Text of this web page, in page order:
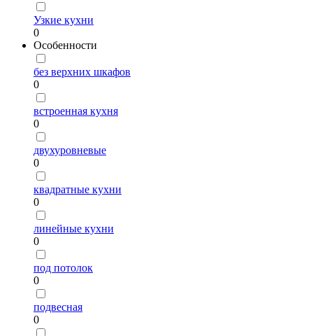
Узкие кухни
0
Особенности
без верхних шкафов
0
встроенная кухня
0
двухуровневые
0
квадратные кухни
0
линейные кухни
0
под потолок
0
подвесная
0